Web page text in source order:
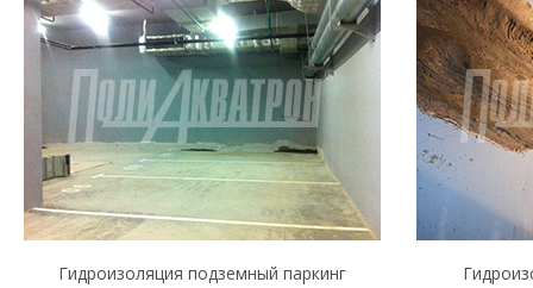
Гидроизоляция подземный паркинг